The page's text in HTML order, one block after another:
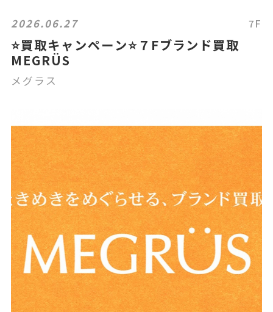
2026.06.27 7F
⭐買取キャンペーン⭐７Fブランド買取
MEGRÜS
メグラス